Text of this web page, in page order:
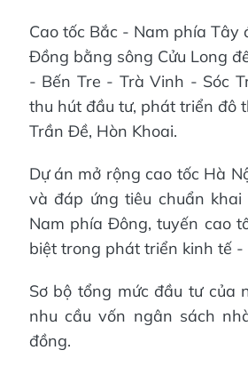
Cao tốc Bắc - Nam phía
Đồng bằng sông Cửu Long
- Bến Tre - Trà Vinh - Sóc
thu hút đầu tư, phát triển đô
Trần Đề, Hòn Khoai.
Dự án mở rộng cao tốc Hà
và đáp ứng tiêu chuẩn
Nam phía Đông, tuyến cao
biệt trong phát triển kinh tế -
Sơ bộ tổng mức đầu tư của
nhu cầu vốn ngân sách
đồng.